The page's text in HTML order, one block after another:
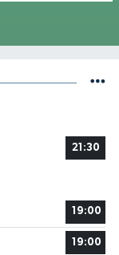
21:30
19:00
19:00